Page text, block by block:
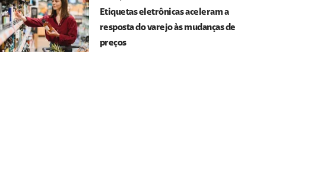
Etiquetas eletrônicas aceleram a
resposta do varejo às mudanças de
preços